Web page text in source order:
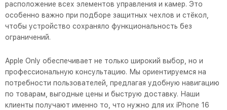
расположение всех элементов управления и камер. Это
особенно важно при подборе защитных чехлов и стёкол,
чтобы устройство сохраняло функциональность без
ограничений.
Apple Only обеспечивает не только широкий выбор, но и
профессиональную консультацию. Мы ориентируемся на
потребности пользователей, предлагая удобную навигацию
по товарам, выгодные цены и быструю доставку. Наши
клиенты получают именно то, что нужно для их iPhone 16